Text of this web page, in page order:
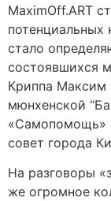
MaximOff.ART
потенциальных
стало
состоявшихся
Криппа Максим
мюнхенской
«Самопомощь»
совет города
На разговоры
же огромное